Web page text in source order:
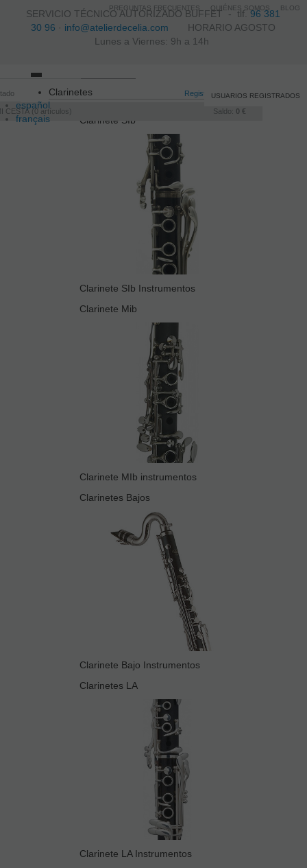
SERVICIO TÉCNICO AUTORIZADO BUFFET -tlf.96 381
30 96 · info@atelierdecelia.com HORARIO AGOSTO
Lunes a Viernes: 9h a 14h
español
français
Registro /Iniciar sesión
CESTA 0 artículos Saldo: 0 €
USUARIOS REGISTRADOS
navigation
Clarinetes
Clarinete SIb
Clarinete SIb Instrumentos
Clarinete Mib
Clarinete MIb instrumentos
Clarinetes Bajos
Clarinete Bajo Instrumentos
Clarinetes LA
Clarinete LA Instrumentos
PREGUNTAS FRECUENTES QUIÉNES SOMOS BLOG